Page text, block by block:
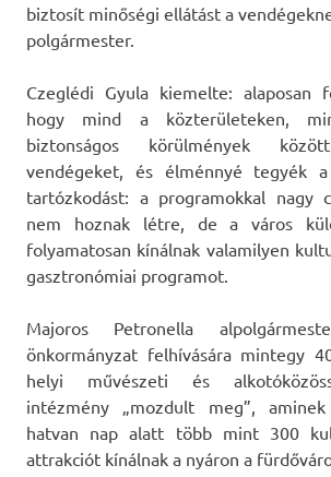
biztosít minőségi ellátást a
polgármester.
Czeglédi Gyula kiemelte: alaposan
hogy mind a közterületeken,
biztonságos körülmények
vendégeket, és élménnyé tegyék a
tartózkodást: a programokkal nagy
nem hoznak létre, de a város
folyamatosan kínálnak valamilyen
gasztronómiai programot.
Majoros Petronella
önkormányzat felhívására mintegy
helyi művészeti és
intézmény „mozdult meg”,
hatvan nap alatt több mint 300
attrakciót kínálnak a nyáron a